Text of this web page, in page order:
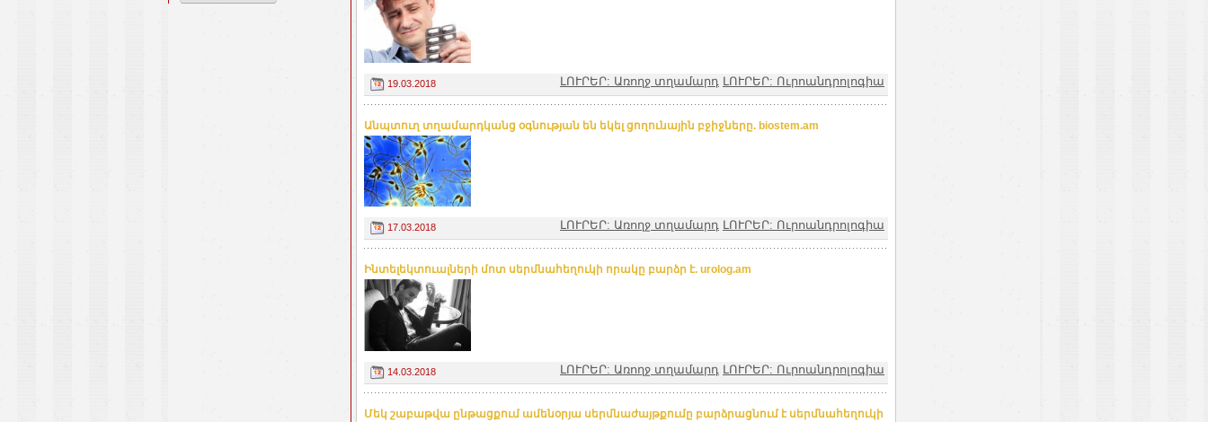
19.03.2018 ԼՈՒՐԵՐ: Առողջ տղամարդ ԼՈՒՐԵՐ: Ուրոանդրոլոգիա
Անպտուղ տղամարդկանց օգնության են եկել ցողունային բջիջները. biostem.am
17.03.2018 ԼՈՒՐԵՐ: Առողջ տղամարդ ԼՈՒՐԵՐ: Ուրոանդրոլոգիա
Ինտելեկտուալների մոտ սերմնահեղուկի որակը բարձր է. urolog.am
14.03.2018 ԼՈՒՐԵՐ: Առողջ տղամարդ ԼՈՒՐԵՐ: Ուրոանդրոլոգիա
Մեկ շաբաթվա ընթացքում ամենօրյա սերմնաժայթքումը բարձրացնում է սերմնահեղուկի